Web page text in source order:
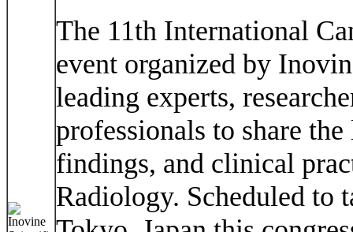
The 11th International
event organized by
leading experts,
professionals to share
findings, and clinical
Radiology. Scheduled to